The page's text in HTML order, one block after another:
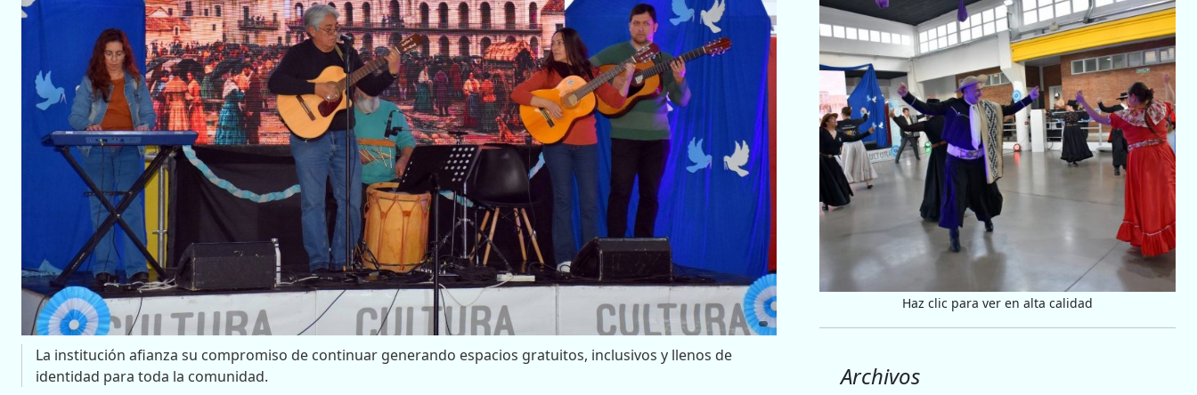
La institución afianza su compromiso de continuar generando espacios gratuitos, inclusivos y llenos de
identidad para toda la comunidad.
Haz clic para ver en alta calidad
Archivos